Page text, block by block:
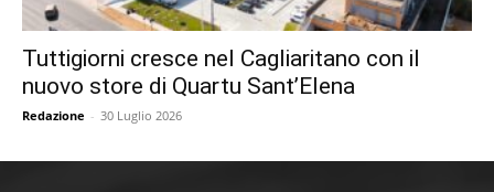
Tuttigiorni cresce nel Cagliaritano con il
nuovo store di Quartu Sant’Elena
Redazione - 30 Luglio 2026